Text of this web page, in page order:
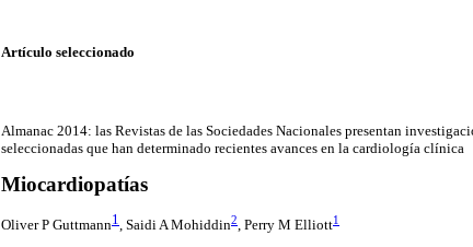
Artículo seleccionado
Almanac 2014: las Revistas de las Sociedades Nacionales presentan
seleccionadas que han determinado recientes avances en la cardiología clínica
Miocardiopatías
Oliver P Guttmann1 , SaidiA Mohiddin2, Perry M Elliott1